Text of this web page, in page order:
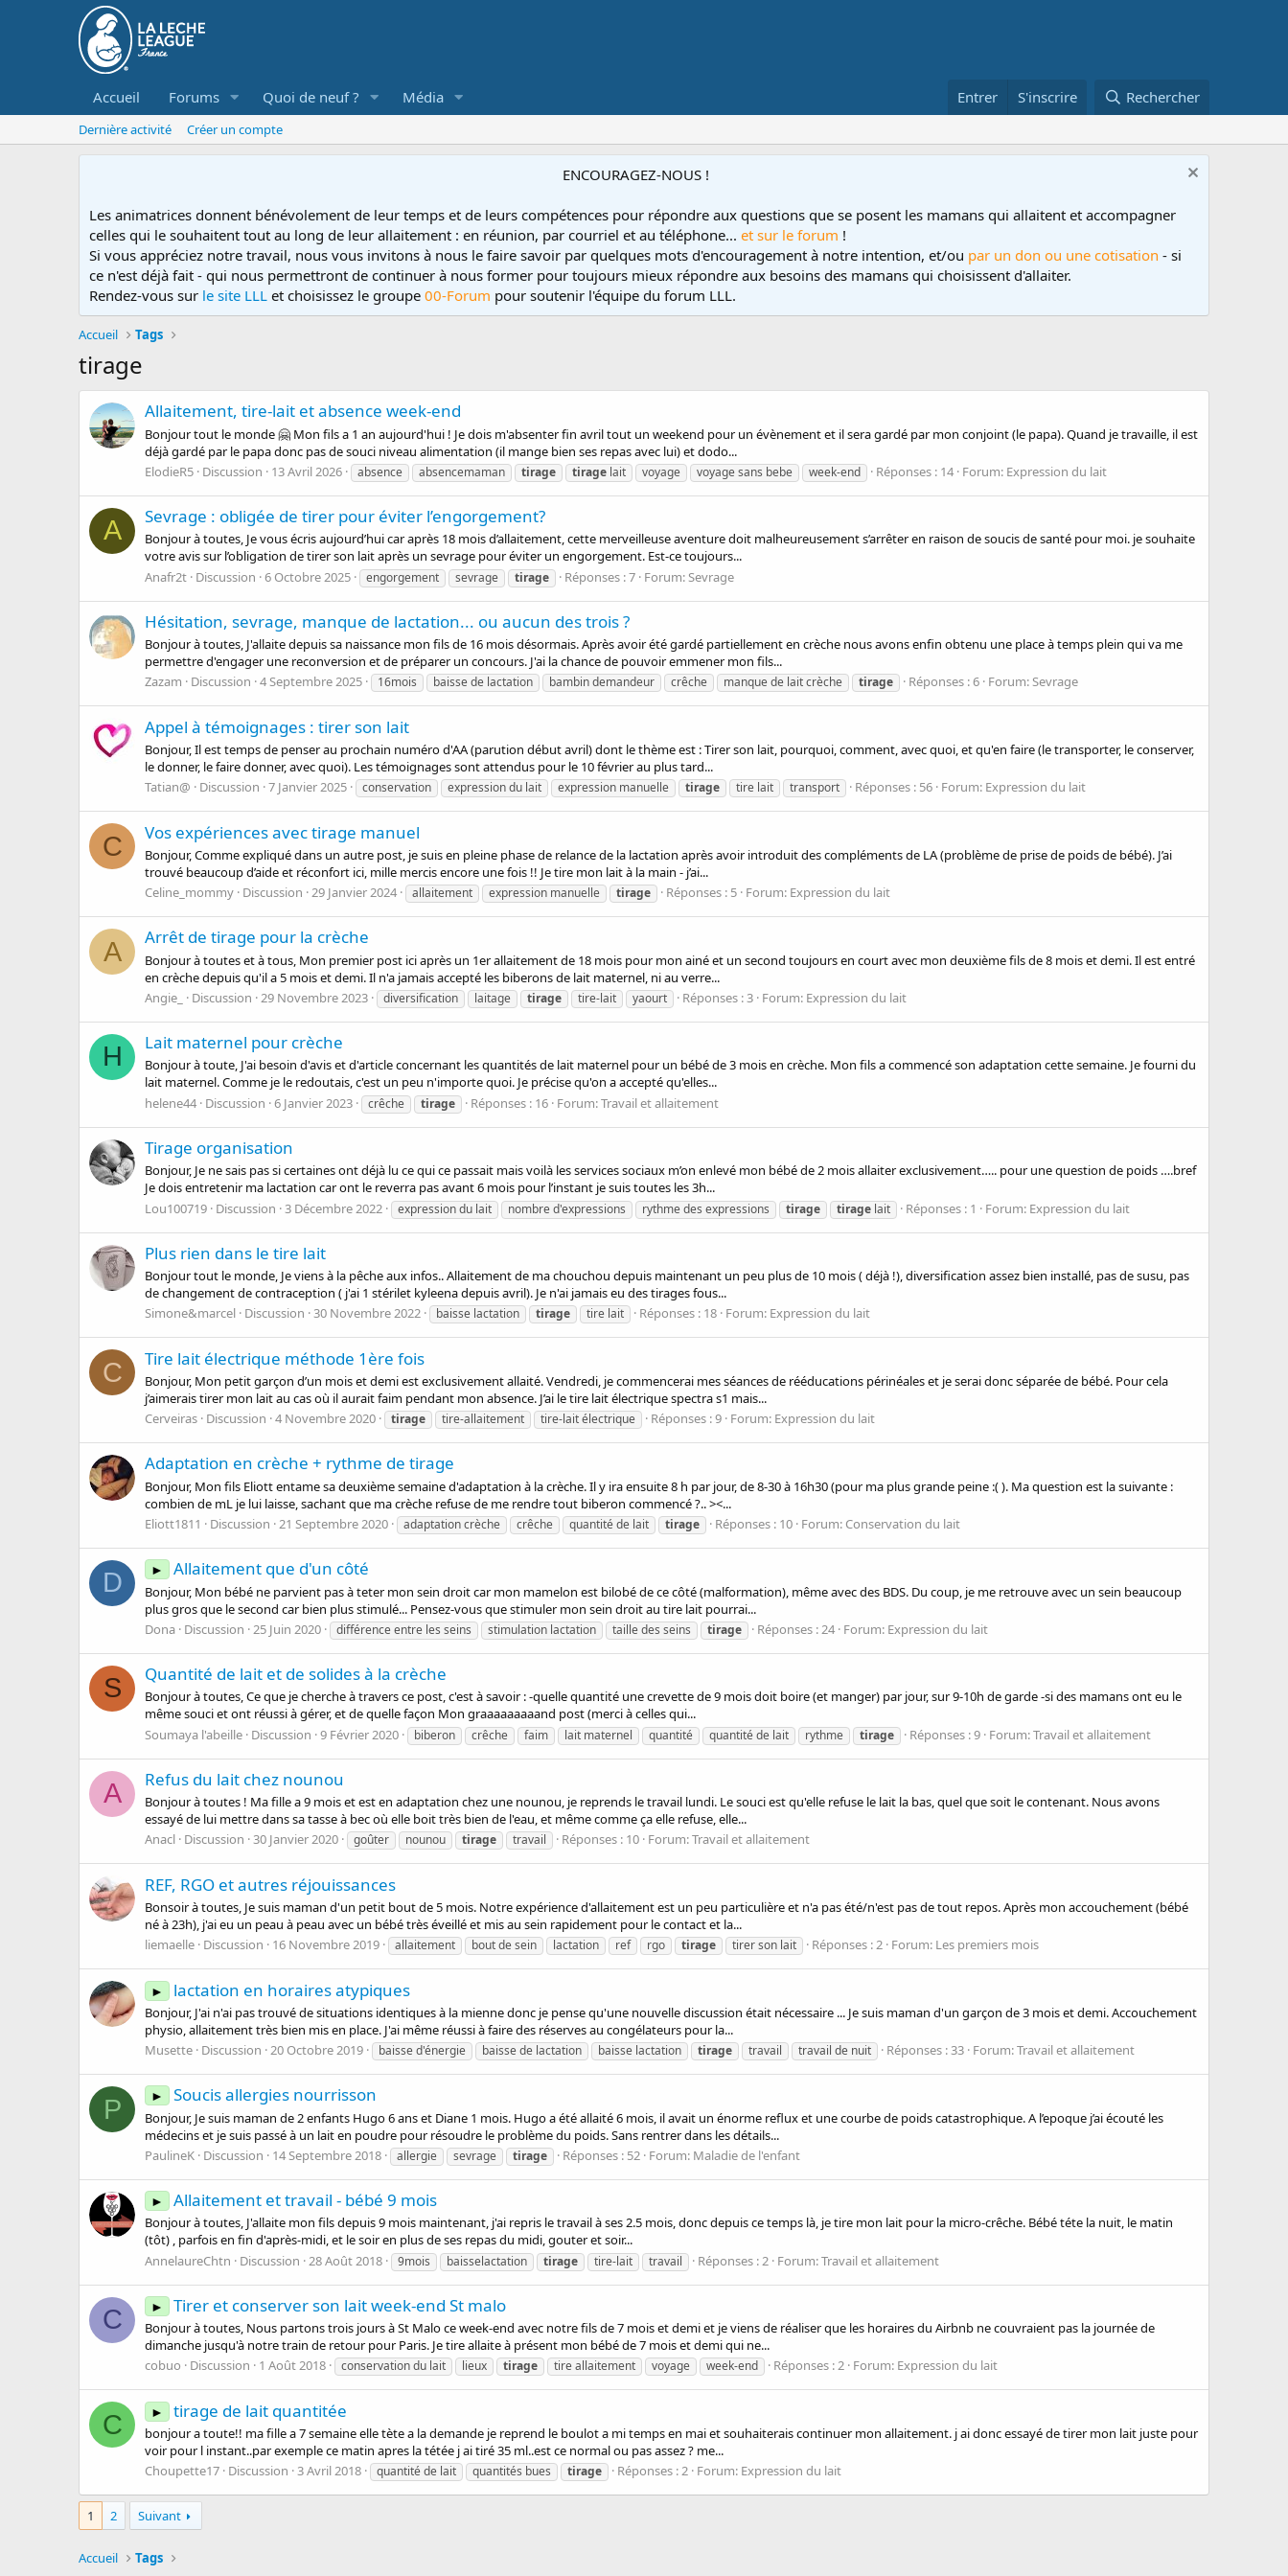
Accueil Forums Quoi de neuf ? Média Entrer S'inscrire Rechercher
Dernière activité Créer un compte
ENCOURAGEZ-NOUS !
Les animatrices donnent bénévolement de leur temps et de leurs compétences pour répondre aux questions que se posent les mamans qui allaitent et accompagner
celles qui le souhaitent tout au long de leur allaitement : en réunion, par courriel et au téléphone... et sur le forum !
Si vous appréciez notre travail, nous vous invitons à nous le faire savoir par quelques mots d'encouragement à notre intention, et/ou par un don ou une cotisation - si
ce n'est déjà fait - qui nous permettront de continuer à nous former pour toujours mieux répondre aux besoins des mamans qui choisissent d'allaiter.
Rendez-vous sur le site LLL et choisissez le groupe 00-Forum pour soutenir l'équipe du forum LLL.
Accueil Tags
tirage
Allaitement, tire-lait et absence week-end
Bonjour tout le monde 🤗 Mon fils a 1 an aujourd'hui ! Je dois m'absenter fin avril tout un weekend pour un évènement et il sera gardé par mon conjoint (le papa). Quand je travaille, il est
déjà gardé par le papa donc pas de souci niveau alimentation (il mange bien ses repas avec lui) et dodo...
ElodieR5 Discussion 13 Avril 2026 absence absencemaman tirage tirage lait voyage voyage sans bebe week-end Réponses : 14 Forum: Expression du lait
A Sevrage : obligée de tirer pour éviter l’engorgement?
Bonjour à toutes, Je vous écris aujourd’hui car après 18 mois d’allaitement, cette merveilleuse aventure doit malheureusement s’arrêter en raison de soucis de santé pour moi. je souhaite
votre avis sur l’obligation de tirer son lait après un sevrage pour éviter un engorgement. Est-ce toujours...
Anafr2t Discussion 6 Octobre 2025 engorgement sevrage tirage Réponses : 7 Forum:Sevrage
Hésitation, sevrage, manque de lactation... ou aucun des trois ?
Bonjour à toutes, J'allaite depuis sa naissance mon fils de 16 mois désormais. Après avoir été gardé partiellement en crèche nous avons enfin obtenu une place à temps plein qui va me
permettre d'engager une reconversion et de préparer un concours. J'ai la chance de pouvoir emmener mon fils...
Zazam
Discussion 4 Septembre 2025 16mois baisse de lactation bambin demandeur crêche manque de lait crèche tirage Réponses : 6 Forum:Sevrage
Appel à témoignages : tirer son lait
Bonjour, Il est temps de penser au prochain numéro d'AA (parution début avril) dont le thème est : Tirer son lait, pourquoi, comment, avec quoi, et qu'en faire (le transporter, le conserver,
le donner, le faire donner, avec quoi). Les témoignages sont attendus pour le 10 février au plus tard...
Tatian@
Discussion 7 Janvier 2025 conservation expression du lait expression manuelle tirage tire lait transport Réponses : 56 Forum: Expression du lait
C Vos expériences avec tirage manuel
Bonjour, Comme expliqué dans un autre post, je suis en pleine phase de relance de la lactation après avoir introduit des compléments de LA (problème de prise de poids de bébé). J’ai
trouvé beaucoup d’aide et réconfort ici, mille mercis encore une fois !! Je tire mon lait à la main - j’ai...
Celine_mommy Discussion 29 Janvier 2024 allaitement expression manuelle tirage Réponses : 5 Forum: Expression du lait
A Arrêt de tirage pour la crèche
Bonjour à toutes et à tous, Mon premier post ici après un 1er allaitement de 18 mois pour mon ainé et un second toujours en court avec mon deuxième fils de 8 mois et demi. Il est entré
en crèche depuis qu'il a 5 mois et demi. Il n'a jamais accepté les biberons de lait maternel, ni au verre...
Angie_
Discussion 29 Novembre 2023 diversification laitage tirage tire-lait yaourt Réponses : 3 Forum: Expression du lait
H Lait maternel pour crèche
Bonjour à toute, J'ai besoin d'avis et d'article concernant les quantités de lait maternel pour un bébé de 3 mois en crèche. Mon fils a commencé son adaptation cette semaine. Je fourni du
lait maternel. Comme je le redoutais, c'est un peu n'importe quoi. Je précise qu'on a accepté qu'elles...
helene44 Discussion 6 Janvier 2023 crêche tirage Réponses : 16 Forum:Travail et allaitement
Tirage organisation
Bonjour, Je ne sais pas si certaines ont déjà lu ce qui ce passait mais voilà les services sociaux m’on enlevé mon bébé de 2 mois allaiter exclusivement….. pour une question de poids ….bref
Je dois entretenir ma lactation car ont le reverra pas avant 6 mois pour l’instant je suis toutes les 3h...
Lou100719 Discussion 3 Décembre 2022 expression du lait nombre d'expressions rythme des expressions tirage tirage lait Réponses : 1 Forum: Expression du lait
Plus rien dans le tire lait
Bonjour tout le monde, Je viens à la pêche aux infos.. Allaitement de ma chouchou depuis maintenant un peu plus de 10 mois ( déjà !), diversification assez bien installé, pas de susu, pas
de changement de contraception ( j'ai 1 stérilet kyleena depuis avril). Je n'ai jamais eu des tirages fous...
Simone&marcel Discussion 30 Novembre 2022 baisse lactation tirage tire lait Réponses : 18 Forum: Expression du lait
C Tire lait électrique méthode 1ère fois
Bonjour, Mon petit garçon d’un mois et demi est exclusivement allaité. Vendredi, je commencerai mes séances de rééducations périnéales et je serai donc séparée de bébé. Pour cela
j’aimerais tirer mon lait au cas où il aurait faim pendant mon absence. J’ai le tire lait électrique spectra s1 mais...
Cerveiras Discussion 4 Novembre 2020 tirage tire-allaitement tire-lait électrique Réponses : 9 Forum: Expression du lait
Adaptation en crèche + rythme de tirage
Bonjour, Mon fils Eliott entame sa deuxième semaine d'adaptation à la crèche. Il y ira ensuite 8 h par jour, de 8-30 à 16h30 (pour ma plus grande peine :( ). Ma question est la suivante :
combien de mL je lui laisse, sachant que ma crèche refuse de me rendre tout biberon commencé ?.. ><...
Eliott1811
Discussion 21 Septembre 2020 adaptation crèche crêche quantité de lait tirage Réponses : 10 Forum: Conservation du lait
D ► Allaitement que d'un côté
Bonjour, Mon bébé ne parvient pas à teter mon sein droit car mon mamelon est bilobé de ce côté (malformation), même avec des BDS. Du coup, je me retrouve avec un sein beaucoup
plus gros que le second car bien plus stimulé... Pensez-vous que stimuler mon sein droit au tire lait pourrai...
Dona Discussion 25 Juin 2020 différence entre les seins stimulation lactation taille des seins tirage Réponses : 24 Forum: Expression du lait
S Quantité de lait et de solides à la crèche
Bonjour à toutes, Ce que je cherche à travers ce post, c'est à savoir : -quelle quantité une crevette de 9 mois doit boire (et manger) par jour, sur 9-10h de garde -si des mamans ont eu le
même souci et ont réussi à gérer, et de quelle façon Mon graaaaaaaaand post (merci à celles qui...
Soumaya l'abeille Discussion 9 Février 2020 biberon crêche faim lait maternel quantité quantité de lait rythme tirage Réponses : 9 Forum:Travail et allaitement
A Refus du lait chez nounou
Bonjour à toutes ! Ma fille a 9 mois et est en adaptation chez une nounou, je reprends le travail lundi. Le souci est qu'elle refuse le lait la bas, quel que soit le contenant. Nous avons
essayé de lui mettre dans sa tasse à bec où elle boit très bien de l'eau, et même comme ça elle refuse, elle...
Anacl Discussion 30 Janvier 2020 goûter nounou tirage travail Réponses : 10 Forum:Travail et allaitement
REF, RGO et autres réjouissances
Bonsoir à toutes, Je suis maman d'un petit bout de 5 mois. Notre expérience d'allaitement est un peu particulière et n'a pas été/n'est pas de tout repos. Après mon accouchement (bébé
né à 23h), j'ai eu un peau à peau avec un bébé très éveillé et mis au sein rapidement pour le contact et la...
liemaelle Discussion 16 Novembre 2019 allaitement bout de sein lactation ref rgo tirage tirer son lait Réponses : 2 Forum: Les premiers mois
► lactation en horaires atypiques
Bonjour, J'ai n'ai pas trouvé de situations identiques à la mienne donc je pense qu'une nouvelle discussion était nécessaire ... Je suis maman d'un garçon de 3 mois et demi. Accouchement
physio, allaitement très bien mis en place. J'ai même réussi à faire des réserves au congélateurs pour la...
Musette Discussion 20 Octobre 2019 baisse d'énergie baisse de lactation baisse lactation tirage travail travail de nuit Réponses : 33 Forum:Travail et allaitement
P ► Soucis allergies nourrisson
Bonjour, Je suis maman de 2 enfants Hugo 6 ans et Diane 1 mois. Hugo a été allaité 6 mois, il avait un énorme reflux et une courbe de poids catastrophique. A l’epoque j’ai écouté les
médecins et je suis passé à un lait en poudre pour résoudre le problème du poids. Sans rentrer dans les détails...
PaulineK Discussion 14 Septembre 2018 allergie sevrage tirage Réponses : 52 Forum: Maladie de l'enfant
► Allaitement et travail - bébé 9 mois
Bonjour à toutes, J'allaite mon fils depuis 9 mois maintenant, j'ai repris le travail à ses 2.5 mois, donc depuis ce temps là, je tire mon lait pour la micro-crêche. Bébé téte la nuit, le matin
(tôt) , parfois en fin d'après-midi, et le soir en plus de ses repas du midi, gouter et soir...
AnnelaureChtn
Discussion 28 Août 2018 9mois baisselactation tirage tire-lait travail Réponses : 2 Forum:Travail et allaitement
C ► Tirer et conserver son lait week-end St malo
Bonjour à toutes, Nous partons trois jours à St Malo ce week-end avec notre fils de 7 mois et demi et je viens de réaliser que les horaires du Airbnb ne couvraient pas la journée de
dimanche jusqu'à notre train de retour pour Paris. Je tire allaite à présent mon bébé de 7 mois et demi qui ne...
cobuo
Discussion 1 Août 2018 conservation du lait lieux tirage tire allaitement voyage week-end Réponses : 2 Forum: Expression du lait
C ► tirage de lait quantitée
bonjour a toute!! ma fille a 7 semaine elle tète a la demande je reprend le boulot a mi temps en mai et souhaiterais continuer mon allaitement. j ai donc essayé de tirer mon lait juste pour
voir pour l instant..par exemple ce matin apres la tétée j ai tiré 35 ml..est ce normal ou pas assez ? me...
Choupette17 Discussion 3 Avril 2018 quantité de lait quantités bues tirage Réponses : 2 Forum: Expression du lait
1 2 Suivant
Accueil Tags